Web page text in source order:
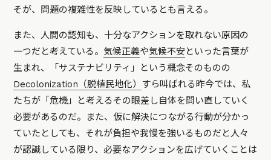
そが、問題の複雑性を反映しているとも言える。
また、人間の認知も、十分なアクションを取れない原因の
一つだと考えている。気候正義や気候不安といった言葉が
生まれ、「サステナビリティ」という概念そのものの
Decolonization（脱植民地化） すら叫ばれる昨今では、私
たちが「危機」と考えるその眼差し自体を問い直していく
必要があるのだ。また、仮に解決につながる行動が分かっ
ていたとしても、それが負担や我慢を強いるものだと人々
が認識している限り、必要なアクションを広げていくことは